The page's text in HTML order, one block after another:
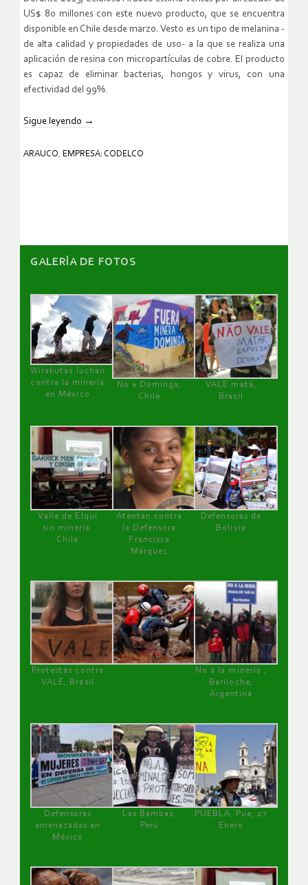
US$ 80 millones con este nuevo producto, que se encuentra
disponible en Chile desde marzo. Vesto es un tipo de melanina -
de alta calidad y propiedades de uso- a la que se realiza una
aplicación de resina con micropartículas de cobre. El producto
es capaz de eliminar bacterias, hongos y virus, con una
efectividad del 99%.
Sigue leyendo →
ARAUCO, EMPRESA: CODELCO
GALERÌA DE FOTOS
Wirakutas luchan
contra la minería
en México
No a Dominga,
Chile
VALE mata,
Brasil
Valle de Elqui
sin minería.
Chile
Atentan contra
la Defensora
Francisca
Márquez
Defensoras de
Bolivia
Protestas contra
VALE, Brasil
No a la minería ,
Bariloche,
Argentina
Defensoras
amenazadas en
México
Las Bambas,
Perú
PUEBLA, Pue, 27
Enero